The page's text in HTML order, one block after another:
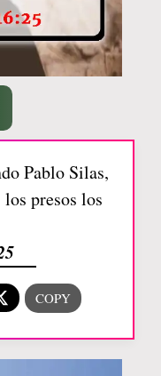
Pablo Silas,
presos los